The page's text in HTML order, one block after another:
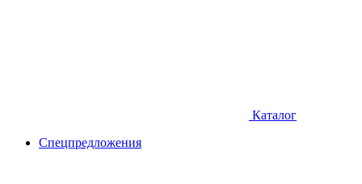
Каталог
Спецпредложения